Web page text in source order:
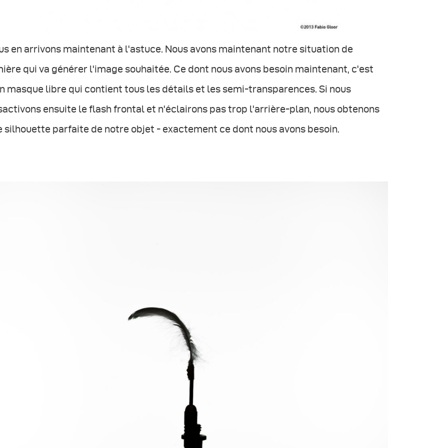
en arrivons maintenant à l'astuce. Nous avons maintenant notre situation de
qui va générer l'image souhaitée. Ce dont nous avons besoin maintenant, c'est
masque libre qui contient tous les détails et les semi-transparences. Si nous
ensuite le flash frontal et n'éclairons pas trop l'arrière-plan, nous obtenons
silhouette parfaite de notre objet - exactement ce dont nous avons besoin.